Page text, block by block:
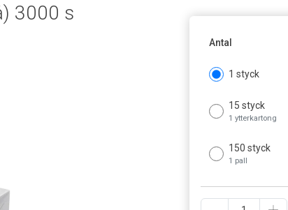
Antal
1 styck
15 styck
1 ytterkartong
150 styck
1 pall
3000 s